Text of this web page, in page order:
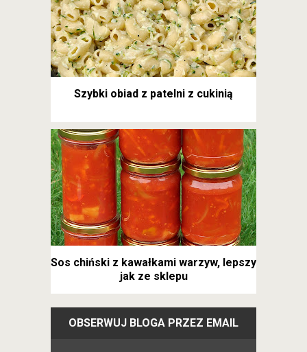
Szybki obiad z patelni z cukinią
Sos chiński z kawałkami warzyw, lepszy
jak ze sklepu
OBSERWUJ BLOGA PRZEZ EMAIL